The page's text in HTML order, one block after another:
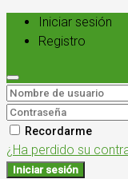
Iniciar sesión
Registro
Recordarme
¿Ha perdido su
Iniciar sesión